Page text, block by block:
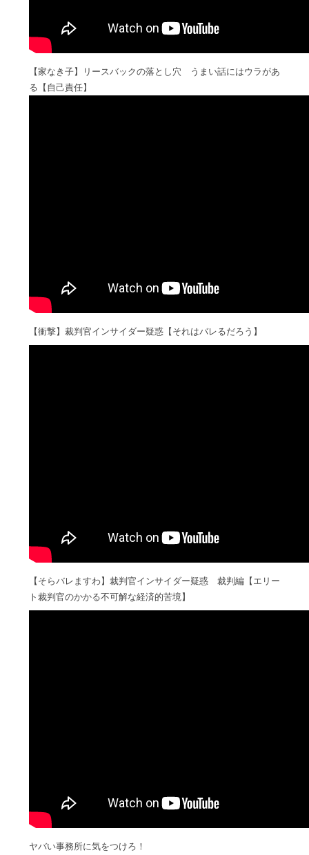
【家なき子】リースバックの落とし穴 うまい話にはウラがあ
る【自己責任】
【衝撃】裁判官インサイダー疑惑【それはバレるだろう】
【そらバレますわ】裁判官インサイダー疑惑 裁判編【エリー
ト裁判官のかかる不可解な経済的苦境】
ヤバい事務所に気をつけろ！